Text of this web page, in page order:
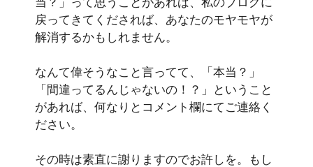
戻ってきてくだされば、あなたのモヤモヤが
解消するかもしれません。
なんて偉そうなこと言ってて、「本当？」
「間違ってるんじゃないの！？」ということ
があれば、何なりとコメント欄にてご連絡く
ださい。
その時は素直に謝りますのでお許しを。もし